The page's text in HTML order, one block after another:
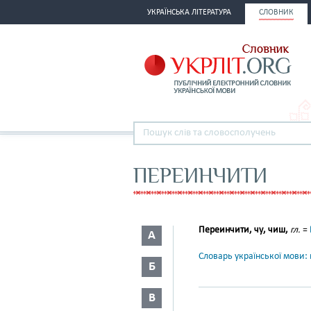
УКРАЇНСЬКА ЛІТЕРАТУРА СЛОВНИК
ПЕРЕИНЧИТИ
А
Б
В
Переинчити, чу, чиш, гл. =
Словарь української